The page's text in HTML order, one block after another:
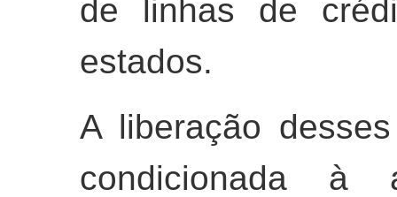
de linhas de
estados.
A liberação
condicionada à